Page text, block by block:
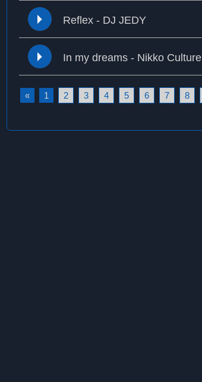
Reflex - DJ JEDY
In my dreams - Nikko Culture
« 1 2 3 4 5 6 7 8